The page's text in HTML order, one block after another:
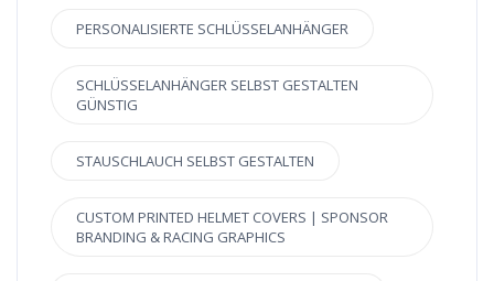
PERSONALISIERTE SCHLÜSSELANHÄNGER
SCHLÜSSELANHÄNGER SELBST GESTALTEN
GÜNSTIG
STAUSCHLAUCH SELBST GESTALTEN
CUSTOM PRINTED HELMET COVERS | SPONSOR
BRANDING & RACING GRAPHICS